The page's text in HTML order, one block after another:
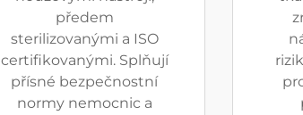
předem
sterilizovanými a ISO
certifikovanými. Splňují
přísné bezpečnostní
normy nemocnic a